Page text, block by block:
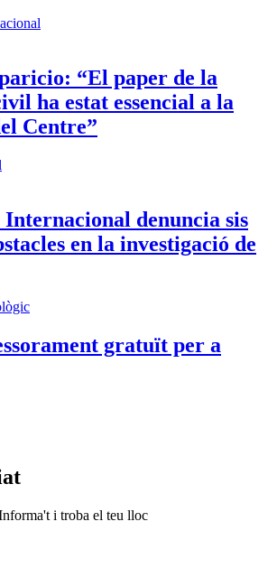
“El paper de la
ha estat essencial a la
Centre”
denuncia sis
en la investigació de
gratuït per a
i troba el teu lloc